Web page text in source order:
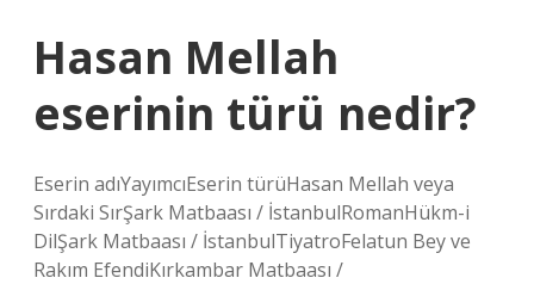
Hasan Mellah
eserinin türü nedir?
Eserin adıYayımcıEserin türüHasan Mellah veya
Sırdaki SırŞark Matbaası / İstanbulRomanHükm-i
DilŞark Matbaası / İstanbulTiyatroFelatun Bey ve
Rakım EfendiKırkambar Matbaası /